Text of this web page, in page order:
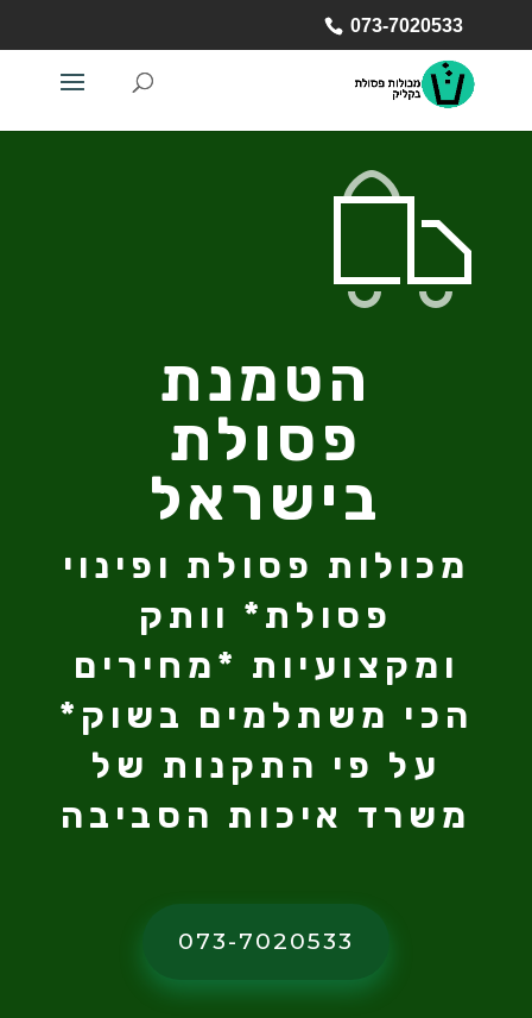
073-7020533
הטמנת
פסולת
בישראל
מכולות פסולת ופינוי
פסולת* וותק
ומקצועיות *מחירים
הכי משתלמים בשוק*
על פי התקנות של
משרד איכות הסביבה
073-7020533